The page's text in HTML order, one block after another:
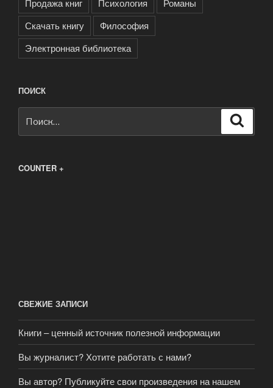
Продажа книг
Психология
Романы
Скачать книгу
Философия
Электронная библиотека
ПОИСК
COUNTER +
СВЕЖИЕ ЗАПИСИ
Книги – ценный источник полезной информации
Вы журналист? Хотите работать с нами?
Вы автор? Публикуйте свои произведения на нашем